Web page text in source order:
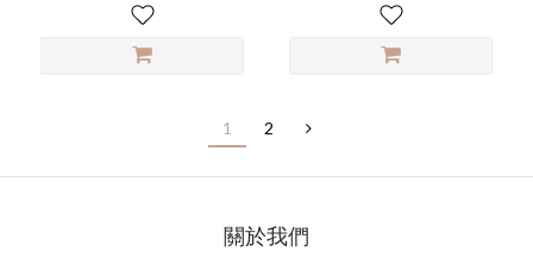
1 2
關於我們